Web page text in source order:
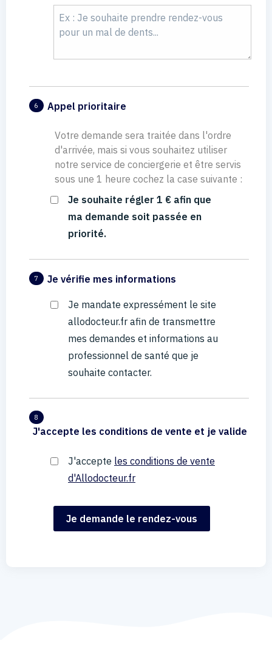
6 Appel prioritaire
Votre demande sera traitée dans l'ordre
d'arrivée, mais si vous souhaitez utiliser
notre service de conciergerie et être servis
sous une 1 heure cochez la case suivante :
Je souhaite régler 1 € afin que
ma demande soit passée en
priorité.
7 Je vérifie mes informations
Je mandate expressément le site
allodocteur.fr afin de transmettre
mes demandes et informations au
professionnel de santé que je
souhaite contacter.
8
J'accepte les conditions de vente et je valide
J'accepte les conditions de vente
d'Allodocteur.fr